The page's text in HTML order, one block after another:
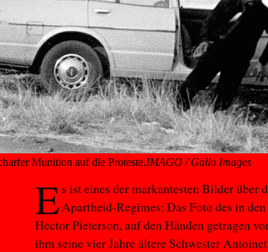
Munition auf die Proteste.IMAGO / Gallo Images
Es ist eines der markantesten Bilder über
Apartheid-Regimes: Das Foto des in
Hector Pieterson, auf den Händen getragen
ihm seine vier Jahre ältere Schwester